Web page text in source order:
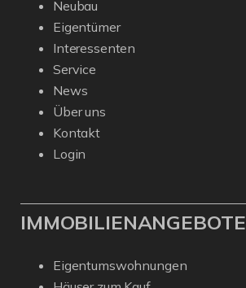
Neubau
Eigentümer
Interessenten
Service
News
Über uns
Kontakt
Login
IMMOBILIENANGEBOTE
Eigentumswohnungen